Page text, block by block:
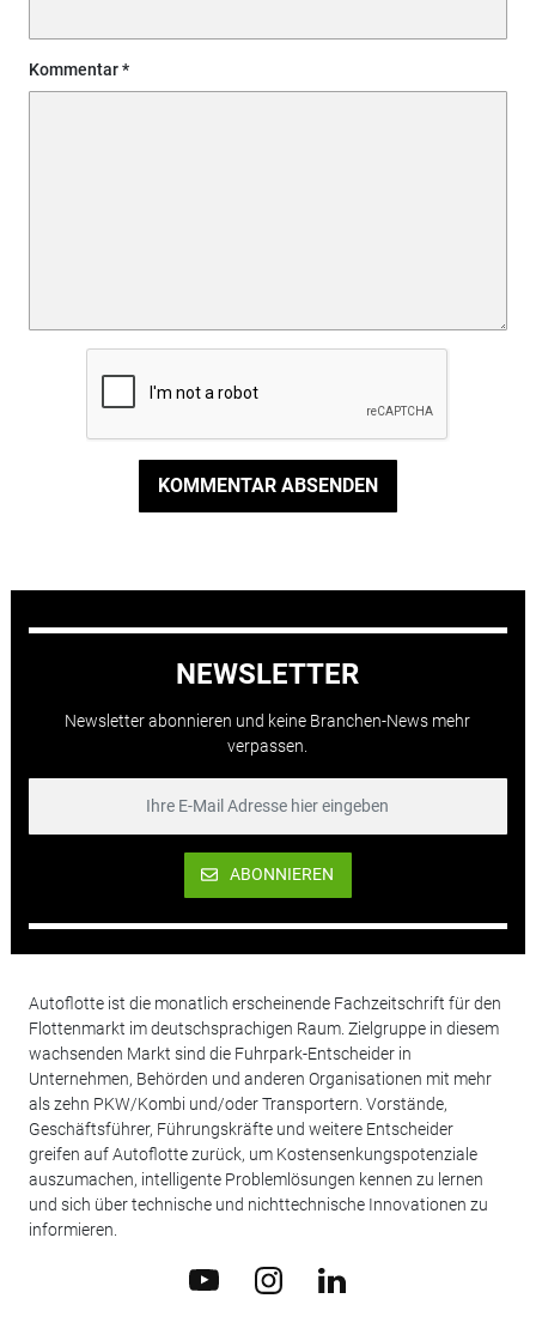
Kommentar
KOMMENTAR ABSENDEN
NEWSLETTER
Newsletter abonnieren und keine Branchen-News mehr
verpassen.
ABONNIEREN
Autoflotte ist die monatlich erscheinende Fachzeitschrift für den
Flottenmarkt im deutschsprachigen Raum. Zielgruppe in diesem
wachsenden Markt sind die Fuhrpark-Entscheider in
Unternehmen, Behörden und anderen Organisationen mit mehr
als zehn PKW/Kombi und/oder Transportern. Vorstände,
Geschäftsführer, Führungskräfte und weitere Entscheider
greifen auf Autoflotte zurück, um Kostensenkungspotenziale
auszumachen, intelligente Problemlösungen kennen zu lernen
und sich über technische und nichttechnische Innovationen zu
informieren.